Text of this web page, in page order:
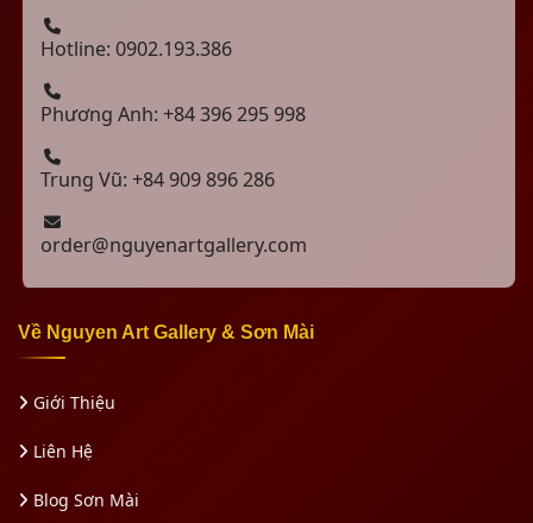
Hotline: 0902.193.386
Phương Anh: +84 396 295 998
Trung Vũ: +84 909 896 286
order@nguyenartgallery.com
Về Nguyen Art Gallery & Sơn Mài
Giới Thiệu
Liên Hệ
Blog Sơn Mài